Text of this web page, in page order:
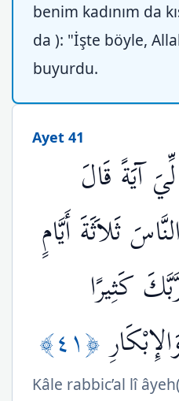
benim kadınım da
da ): "İşte böyle,
buyurdu.
Ayet 41
آيَةً قَالَ
ثَلاَثَةَ أَيَّامٍ
كَثِيرًا
﴿٤١﴾
Kâle rabbic’al lî